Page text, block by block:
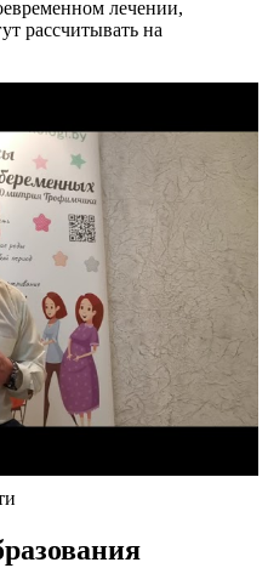
лечении,
рассчитывать на